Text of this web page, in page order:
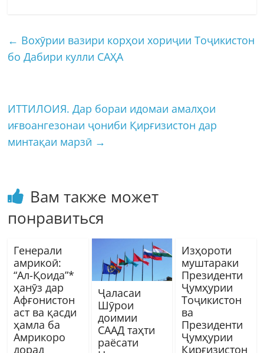
← Вохӯрии вазири корҳои хориҷии Тоҷикистон
бо Дабири кулли САҲА
ИТТИЛОИЯ. Дар бораи идомаи амалҳои
иғвоангезонаи ҷониби Қирғизистон дар
минтақаи марзӣ →
Вам также может
понравиться
Генерали
амрикоӣ:
“Ал-Қоида”*
ҳанӯз дар
Афғонистон
аст ва қасди
ҳамла ба
Амрикоро
дорад
Ҷаласаи
Шӯрои
доимии
СААД таҳти
раёсати
Изҳороти
муштараки
Президенти
Ҷумҳурии
Тоҷикистон
ва
Президенти
Ҷумҳурии
Қирғизистон